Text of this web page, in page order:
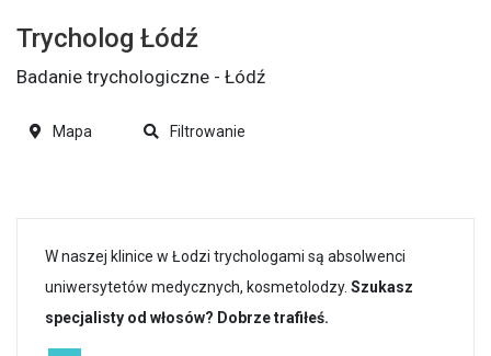
W naszej klinice w Łodzi trychologami są absolwenci
uniwersytetów medycznych, kosmetolodzy. Szukasz
specjalisty od włosów? Dobrze trafiłeś.
Trycholog Łódź
Badanie trychologiczne - Łódź
Mapa Filtrowanie